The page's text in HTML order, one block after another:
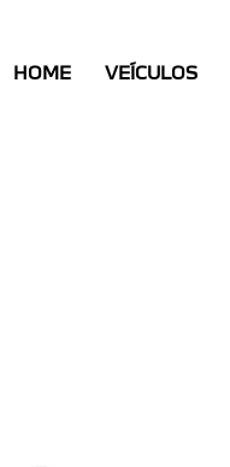
HOME VEÍCULOS